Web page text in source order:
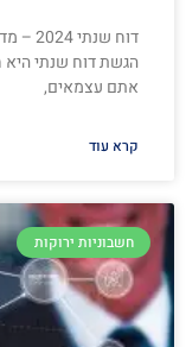
דוח
הגשת דוח שנתי היא
אתם עצמאים,
קרא עוד
חשבוניות ירוקות